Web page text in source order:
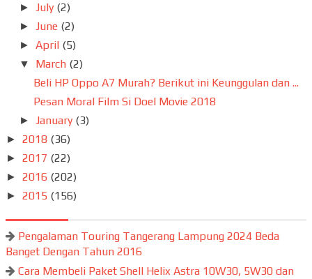
► July (2)
► June (2)
►April (5)
▼ March (2)
Beli HP Oppo A7 Murah? Berikut ini Keunggulan dan ...
Pesan Moral Film Si Doel Movie 2018
► January (3)
► 2018 (36)
► 2017 (22)
► 2016 (202)
► 2015 (156)
Pengalaman Touring Tangerang Lampung 2024 Beda
Banget Dengan Tahun 2016
Cara Membeli Paket Shell Helix Astra 10W30, 5W30 dan